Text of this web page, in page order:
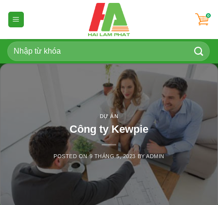
content
Tìm
kiếm:
DỰ ÁN
Công ty Kewpie
POSTED ON9 THÁNG 5, 2023 BYADMIN